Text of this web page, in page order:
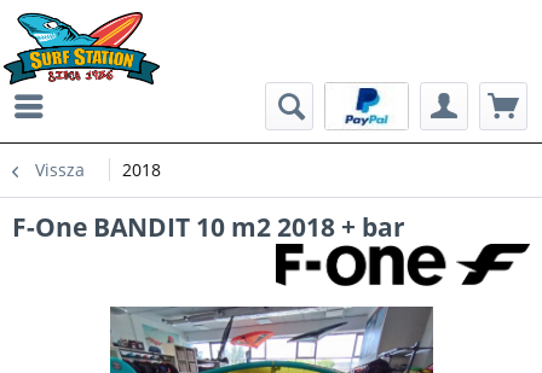
Vissza 2018
F-One BANDIT 10 m2 2018 + bar